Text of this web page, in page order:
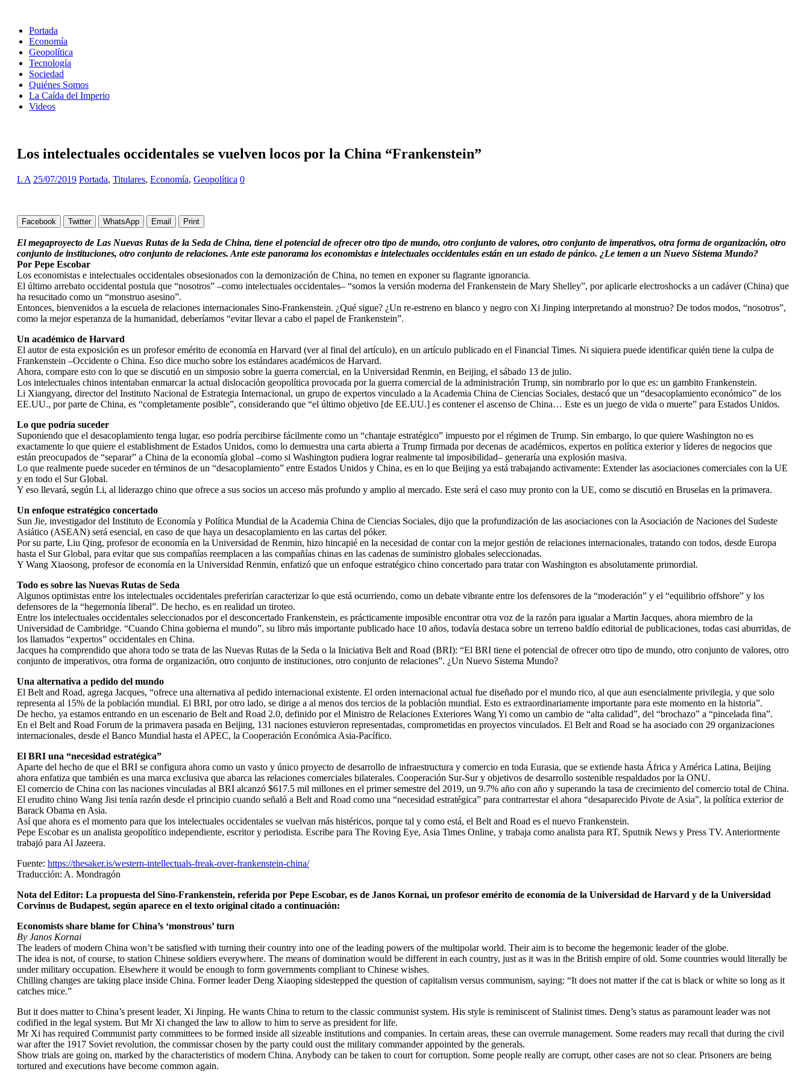
Portada
Economía
Geopolítica
Tecnología
Sociedad
Quiénes Somos
La Caída del Imperio
Videos
Los intelectuales occidentales se vuelven locos por la China “Frankenstein”
L A 25/07/2019 Portada, Titulares, Economía, Geopolítica 0
Facebook Twitter WhatsApp Email Print
El megaproyecto de Las Nuevas Rutas de la Seda de China, tiene el potencial de ofrecer otro tipo de mundo, otro conjunto de valores, otro conjunto de imperativos, otra forma de organización, otro
conjunto de instituciones, otro conjunto de relaciones. Ante este panorama los economistas e intelectuales occidentales están en un estado de pánico. ¿Le temen a un Nuevo Sistema Mundo?
Por Pepe Escobar
Los economistas e intelectuales occidentales obsesionados con la demonización de China, no temen en exponer su flagrante ignorancia.
El último arrebato occidental postula que “nosotros” –como intelectuales occidentales– “somos la versión moderna del Frankenstein de Mary Shelley”, por aplicarle electroshocks a un cadáver (China) que
ha resucitado como un “monstruo asesino”.
Entonces, bienvenidos a la escuela de relaciones internacionales Sino-Frankenstein. ¿Qué sigue? ¿Un re-estreno en blanco y negro con Xi Jinping interpretando al monstruo? De todos modos, “nosotros”,
como la mejor esperanza de la humanidad, deberíamos “evitar llevar a cabo el papel de Frankenstein”.
Un académico de Harvard
El autor de esta exposición es un profesor emérito de economía en Harvard (ver al final del artículo), en un artículo publicado en el Financial Times. Ni siquiera puede identificar quién tiene la culpa de
Frankenstein –Occidente o China. Eso dice mucho sobre los estándares académicos de Harvard.
Ahora, compare esto con lo que se discutió en un simposio sobre la guerra comercial, en la Universidad Renmin, en Beijing, el sábado 13 de julio.
Los intelectuales chinos intentaban enmarcar la actual dislocación geopolítica provocada por la guerra comercial de la administración Trump, sin nombrarlo por lo que es: un gambito Frankenstein.
Li Xiangyang, director del Instituto Nacional de Estrategia Internacional, un grupo de expertos vinculado a la Academia China de Ciencias Sociales, destacó que un “desacoplamiento económico” de los
EE.UU., por parte de China, es “completamente posible”, considerando que “el último objetivo [de EE.UU.] es contener el ascenso de China… Este es un juego de vida o muerte” para Estados Unidos.
Lo que podría suceder
Suponiendo que el desacoplamiento tenga lugar, eso podría percibirse fácilmente como un “chantaje estratégico” impuesto por el régimen de Trump. Sin embargo, lo que quiere Washington no es
exactamente lo que quiere el establishment de Estados Unidos, como lo demuestra una carta abierta a Trump firmada por decenas de académicos, expertos en política exterior y líderes de negocios que
están preocupados de “separar” a China de la economía global –como si Washington pudiera lograr realmente tal imposibilidad– generaría una explosión masiva.
Lo que realmente puede suceder en términos de un “desacoplamiento” entre Estados Unidos y China, es en lo que Beijing ya está trabajando activamente: Extender las asociaciones comerciales con la UE
y en todo el Sur Global.
Y eso llevará, según Li, al liderazgo chino que ofrece a sus socios un acceso más profundo y amplio al mercado. Este será el caso muy pronto con la UE, como se discutió en Bruselas en la primavera.
Un enfoque estratégico concertado
Sun Jie, investigador del Instituto de Economía y Política Mundial de la Academia China de Ciencias Sociales, dijo que la profundización de las asociaciones con la Asociación de Naciones del Sudeste
Asiático (ASEAN) será esencial, en caso de que haya un desacoplamiento en las cartas del póker.
Por su parte, Liu Qing, profesor de economía en la Universidad de Renmin, hizo hincapié en la necesidad de contar con la mejor gestión de relaciones internacionales, tratando con todos, desde Europa
hasta el Sur Global, para evitar que sus compañías reemplacen a las compañías chinas en las cadenas de suministro globales seleccionadas.
Y Wang Xiaosong, profesor de economía en la Universidad Renmin, enfatizó que un enfoque estratégico chino concertado para tratar con Washington es absolutamente primordial.
Todo es sobre las Nuevas Rutas de Seda
Algunos optimistas entre los intelectuales occidentales preferirían caracterizar lo que está ocurriendo, como un debate vibrante entre los defensores de la “moderación” y el “equilibrio offshore” y los
defensores de la “hegemonía liberal”. De hecho, es en realidad un tiroteo.
Entre los intelectuales occidentales seleccionados por el desconcertado Frankenstein, es prácticamente imposible encontrar otra voz de la razón para igualar a Martin Jacques, ahora miembro de la
Universidad de Cambridge. “Cuando China gobierna el mundo”, su libro más importante publicado hace 10 años, todavía destaca sobre un terreno baldío editorial de publicaciones, todas casi aburridas, de
los llamados “expertos” occidentales en China.
Jacques ha comprendido que ahora todo se trata de las Nuevas Rutas de la Seda o la Iniciativa Belt and Road (BRI): “El BRI tiene el potencial de ofrecer otro tipo de mundo, otro conjunto de valores, otro
conjunto de imperativos, otra forma de organización, otro conjunto de instituciones, otro conjunto de relaciones”. ¿Un Nuevo Sistema Mundo?
Una alternativa a pedido del mundo
El Belt and Road, agrega Jacques, “ofrece una alternativa al pedido internacional existente. El orden internacional actual fue diseñado por el mundo rico, al que aun esencialmente privilegia, y que solo
representa al 15% de la población mundial. El BRI, por otro lado, se dirige a al menos dos tercios de la población mundial. Esto es extraordinariamente importante para este momento en la historia”.
De hecho, ya estamos entrando en un escenario de Belt and Road 2.0, definido por el Ministro de Relaciones Exteriores Wang Yi como un cambio de “alta calidad”, del “brochazo” a “pincelada fina”.
En el Belt and Road Forum de la primavera pasada en Beijing, 131 naciones estuvieron representadas, comprometidas en proyectos vinculados. El Belt and Road se ha asociado con 29 organizaciones
internacionales, desde el Banco Mundial hasta el APEC, la Cooperación Económica Asia-Pacífico.
El BRI una “necesidad estratégica”
Aparte del hecho de que el BRI se configura ahora como un vasto y único proyecto de desarrollo de infraestructura y comercio en toda Eurasia, que se extiende hasta África y América Latina, Beijing
ahora enfatiza que también es una marca exclusiva que abarca las relaciones comerciales bilaterales. Cooperación Sur-Sur y objetivos de desarrollo sostenible respaldados por la ONU.
El comercio de China con las naciones vinculadas al BRI alcanzó $617.5 mil millones en el primer semestre del 2019, un 9.7% año con año y superando la tasa de crecimiento del comercio total de China.
El erudito chino Wang Jisi tenía razón desde el principio cuando señaló a Belt and Road como una “necesidad estratégica” para contrarrestar el ahora “desaparecido Pivote de Asia”, la política exterior de
Barack Obama en Asia.
Así que ahora es el momento para que los intelectuales occidentales se vuelvan más histéricos, porque tal y como está, el Belt and Road es el nuevo Frankenstein.
Pepe Escobar es un analista geopolítico independiente, escritor y periodista. Escribe para The Roving Eye, Asia Times Online, y trabaja como analista para RT, Sputnik News y Press TV. Anteriormente
trabajó para Al Jazeera.
Fuente: https://thesaker.is/western-intellectuals-freak-over-frankenstein-china/
Traducción: A. Mondragón
Nota del Editor: La propuesta del Sino-Frankenstein, referida por Pepe Escobar, es de Janos Kornai, un profesor emérito de economía de la Universidad de Harvard y de la Universidad
Corvinus de Budapest, según aparece en el texto original citado a continuación:
Economists share blame for China’s ‘monstrous’ turn
By Janos Kornai
The leaders of modern China won’t be satisfied with turning their country into one of the leading powers of the multipolar world. Their aim is to become the hegemonic leader of the globe.
The idea is not, of course, to station Chinese soldiers everywhere. The means of domination would be different in each country, just as it was in the British empire of old. Some countries would literally be
under military occupation. Elsewhere it would be enough to form governments compliant to Chinese wishes.
Chilling changes are taking place inside China. Former leader Deng Xiaoping sidestepped the question of capitalism versus communism, saying: “It does not matter if the cat is black or white so long as it
catches mice.”
But it does matter to China’s present leader, Xi Jinping. He wants China to return to the classic communist system. His style is reminiscent of Stalinist times. Deng’s status as paramount leader was not
codified in the legal system. But Mr Xi changed the law to allow to him to serve as president for life.
Mr Xi has required Communist party committees to be formed inside all sizeable institutions and companies. In certain areas, these can overrule management. Some readers may recall that during the civil
war after the 1917 Soviet revolution, the commissar chosen by the party could oust the military commander appointed by the generals.
Show trials are going on, marked by the characteristics of modern China. Anybody can be taken to court for corruption. Some people really are corrupt, other cases are not so clear. Prisoners are being
tortured and executions have become common again.